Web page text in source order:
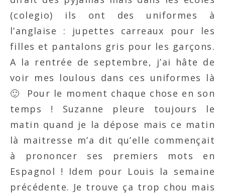
(colegio) ils ont des uniformes à
l’anglaise : jupettes carreaux pour les
filles et pantalons gris pour les garçons.
A la rentrée de septembre, j’ai hâte de
voir mes loulous dans ces uniformes là
🙂 Pour le moment chaque chose en son
temps ! Suzanne pleure toujours le
matin quand je la dépose mais ce matin
là maitresse m’a dit qu’elle commençait
à prononcer ses premiers mots en
Espagnol ! Idem pour Louis la semaine
précédente. Je trouve ça trop chou mais